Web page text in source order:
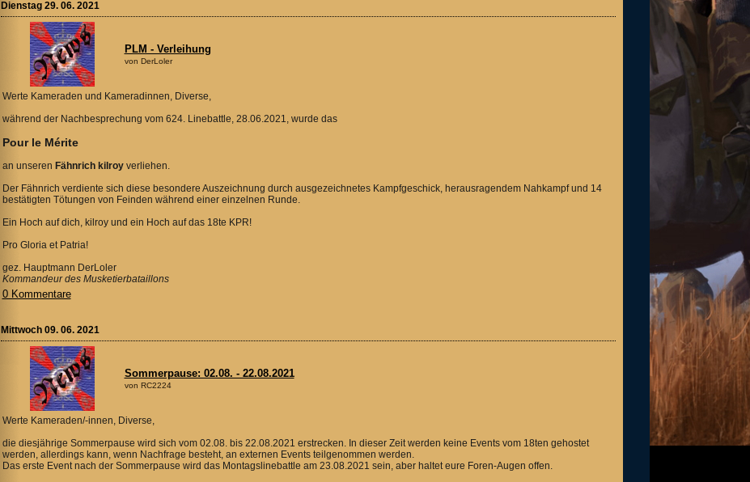
Dienstag 29. 06. 2021
PLM - Verleihung
von DerLoler
Werte Kameraden und Kameradinnen, Diverse,
während der Nachbesprechung vom 624. Linebattle, 28.06.2021, wurde das
Pour le Mérite
an unseren Fähnrich kilroyverliehen.
Der Fähnrich verdiente sich diese besondere Auszeichnung durch ausgezeichnetes Kampfgeschick, herausragendem Nahkampf und 14
bestätigten Tötungen von Feinden während einer einzelnen Runde.
Ein Hoch auf dich, kilroy und ein Hoch auf das 18te KPR!
Pro Gloria et Patria!
gez. Hauptmann DerLoler
Kommandeur des Musketierbataillons
0 Kommentare
Mittwoch 09. 06. 2021
Sommerpause: 02.08. - 22.08.2021
von RC2224
Werte Kameraden/-innen, Diverse,
die diesjährige Sommerpause wird sich vom 02.08. bis 22.08.2021 erstrecken. In dieser Zeit werden keine Events vom 18ten gehostet
werden, allerdings kann, wenn Nachfrage besteht, an externen Events teilgenommen werden.
Das erste Event nach der Sommerpause wird das Montagslinebattle am 23.08.2021 sein, aber haltet eure Foren-Augen offen.